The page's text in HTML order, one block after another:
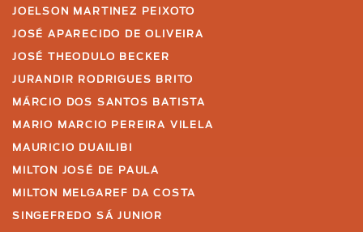
JOELSON MARTINEZ PEIXOTO
JOSÉ APARECIDO DE OLIVEIRA
JOSÉ THEODULO BECKER
JURANDIR RODRIGUES BRITO
MÁRCIO DOS SANTOS BATISTA
MARIO MARCIO PEREIRA VILELA
MAURICIO DUAILIBI
MILTON JOSÉ DE PAULA
MILTON MELGAREF DA COSTA
SINGEFREDO SÁ JUNIOR